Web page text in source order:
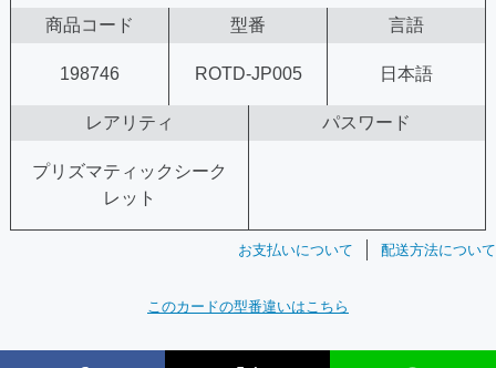
商品コード 型番 言語
198746 ROTD-JP005 日本語
レアリティ パスワード
プリズマティックシーク
レット
お支払いについて 配送方法について
このカードの型番違いはこちら